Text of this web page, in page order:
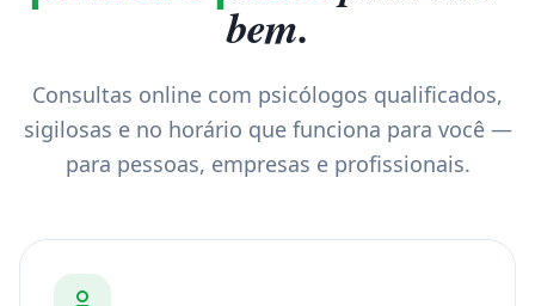
bem.
Consultas online com psicólogos qualificados,
sigilosas e no horário que funciona para você —
para pessoas, empresas e profissionais.